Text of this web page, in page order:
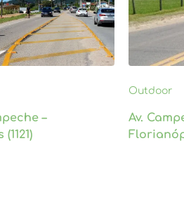
–
Outdoor
Av.